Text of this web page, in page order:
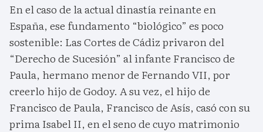
En el caso de la actual dinastía reinante en
España, ese fundamento “biológico” es poco
sostenible: Las Cortes de Cádiz privaron del
“Derecho de Sucesión” al infante Francisco de
Paula, hermano menor de Fernando VII, por
creerlo hijo de Godoy. A su vez, el hijo de
Francisco de Paula, Francisco de Asís, casó con su
prima Isabel II, en el seno de cuyo matrimonio